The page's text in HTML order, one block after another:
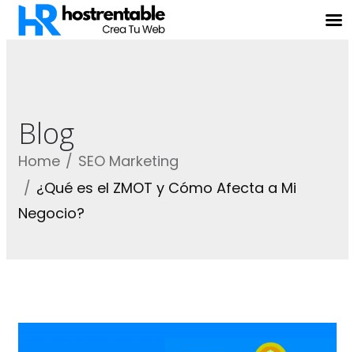
Blog
Home
SEO Marketing
¿Qué es el ZMOT y Cómo Afecta a Mi
Negocio?